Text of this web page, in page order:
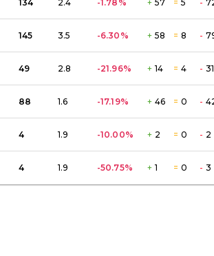
134 2.4 -1.78 % + 57 = 5 -
145 3.5 -6.30 % + 58 = 8 -
49 2.8 -21.96% + 14 = 4 - 31
88 1.6 -17.19% + 46 = 0 -
4 1.9 -10.00% + 2 = 0 - 2
4 1.9 -50.75% + 1 = 0 - 3